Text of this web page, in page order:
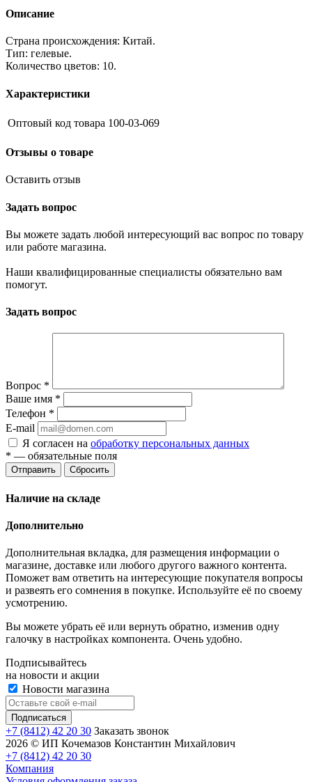
Описание
Страна происхождения: Китай.
Тип: гелевые.
Количество цветов: 10.
Характеристики
Оптовый код товара 100-03-069
Отзывы о товаре
Оставить отзыв
Задать вопрос
Вы можете задать любой интересующий вас вопрос по товару
или работе магазина.
Наши квалифицированные специалисты обязательно вам
помогут.
Задать вопрос
Вопрос *
Ваше имя *
Телефон *
E-mail
Я согласен на обработку персональных данных
* — обязательные поля
Отправить Сбросить
Наличие на складе
Дополнительно
Дополнительная вкладка, для размещения информации о
магазине, доставке или любого другого важного контента.
Поможет вам ответить на интересующие покупателя вопросы
и развеять его сомнения в покупке. Используйте её по своему
усмотрению.
Вы можете убрать её или вернуть обратно, изменив одну
галочку в настройках компонента. Очень удобно.
Подписывайтесь
на новости и акции
Новости магазина
+7 (8412) 42 20 30 Заказать звонок
2026 © ИП Кочемазов Константин Михайлович
+7 (8412) 42 20 30
Компания